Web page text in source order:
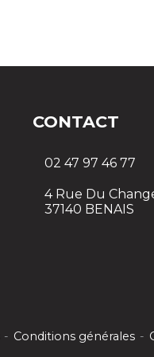
CONTACT
02 47 97 46 77
4 Rue Du
37140 BENAIS
- Conditions générales -